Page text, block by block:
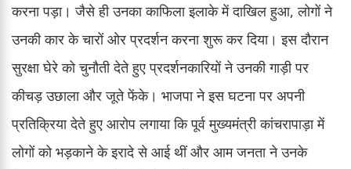
करना पड़ा। जैसे ही उनका काफिला इलाके में दाखिल हुआ, लोगों ने
उनकी कार के चारों ओर प्रदर्शन करना शुरू कर दिया। इस दौरान
सुरक्षा घेरे को चुनौती देते हुए प्रदर्शनकारियों ने उनकी गाड़ी पर
कीचड़ उछाला और जूते फेंके। भाजपा ने इस घटना पर अपनी
प्रतिक्रिया देते हुए आरोप लगाया कि पूर्व मुख्यमंत्री कांचरापाड़ा में
लोगों को भड़काने के इरादे से आई थीं और आम जनता ने उनके